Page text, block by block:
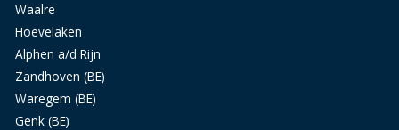
Waalre
Hoevelaken
Alphen a/d Rijn
Zandhoven (BE)
Waregem (BE)
Genk (BE)